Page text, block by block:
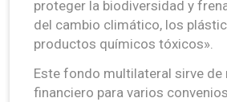
proteger la biodiversidad y
del cambio climático, los
productos químicos tóxicos».
Este fondo multilateral sirve de
financiero para varios convenios